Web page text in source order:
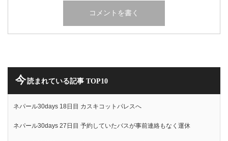
今読まれている記事 TOP10
ネパール30days 18日目 カスキコットパレスへ
ネパール30days 27日目 予約していたバスが事前連絡もなく運休